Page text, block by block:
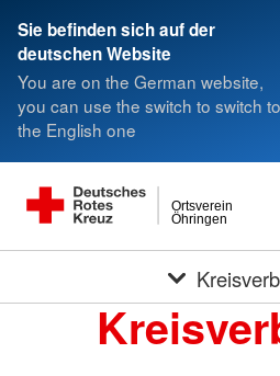
Sie befinden sich auf der
deutschen Website
You are on the German website,
you can use the switch to switch to
the English one
Öhringen
Ortsverein